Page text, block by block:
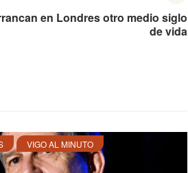
en Londres otro medio siglo
de vida
VIGO AL MINUTO